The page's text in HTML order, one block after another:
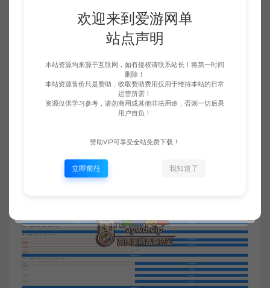
欢迎来到爱游网单
站点声明
本站资源均来源于互联网，如有侵权请联系站长！将第一时间
删除！
本站资源售价只是赞助，收取赞助费用仅用于维持本站的日常
运营所需！
资源仅供学习参考，请勿商用或其他非法用途，否则一切后果
用户自负！
赞助VIP可享受全站免费下载！
立即前往 我知道了